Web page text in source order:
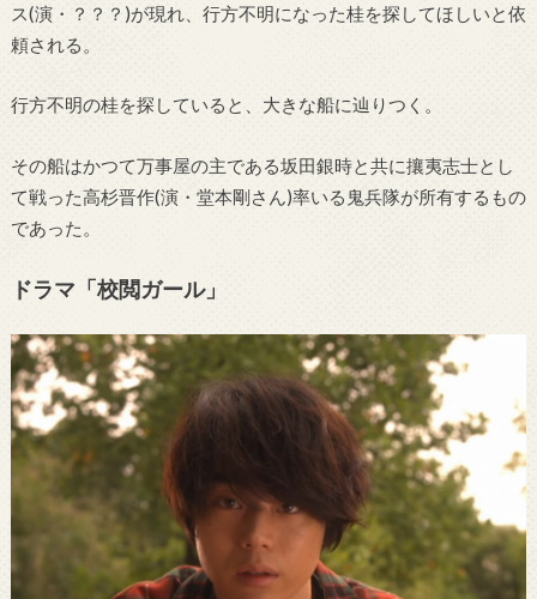
ス(演・？？？)が現れ、行方不明になった桂を探してほしいと依
頼される。
行方不明の桂を探していると、大きな船に辿りつく。
その船はかつて万事屋の主である坂田銀時と共に攘夷志士とし
て戦った高杉晋作(演・堂本剛さん)率いる鬼兵隊が所有するもの
であった。
ドラマ「校閲ガール」